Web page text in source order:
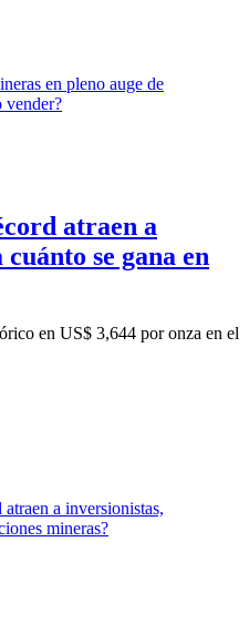
atraen a
se gana en
en US$ 3,644 por onza en el